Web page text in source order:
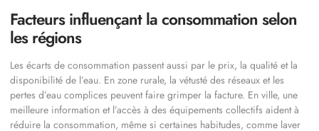
Facteurs influençant la consommation selon
les régions
Les écarts de consommation passent aussi par le prix, la qualité et la
disponibilité de l’eau. En zone rurale, la vétusté des réseaux et les
pertes d’eau complices peuvent faire grimper la facture. En ville, une
meilleure information et l’accès à des équipements collectifs aident à
réduire la consommation, même si certaines habitudes, comme laver